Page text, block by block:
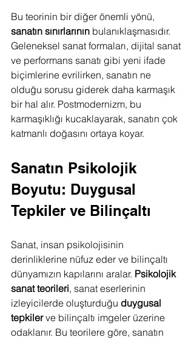
Bu teorinin bir diğer önemli yönü,
sanatın sınırlarının bulanıklaşmasıdır.
Geleneksel sanat formaları, dijital sanat
ve performans sanatı gibi yeni ifade
biçimlerine evrilirken, sanatın ne
olduğu sorusu giderek daha karmaşık
bir hal alır. Postmodernizm, bu
karmaşıklığı kucaklayarak, sanatın çok
katmanlı doğasını ortaya koyar.
Sanatın Psikolojik
Boyutu: Duygusal
Tepkiler ve Bilinçaltı
Sanat, insan psikolojisinin
derinliklerine nüfuz eder ve bilinçaltı
dünyamızın kapılarını aralar. Psikolojik
sanat teorileri, sanat eserlerinin
izleyicilerde oluşturduğu duygusal
tepkiler ve bilinçaltı imgeler üzerine
odaklanır. Bu teorilere göre, sanatın